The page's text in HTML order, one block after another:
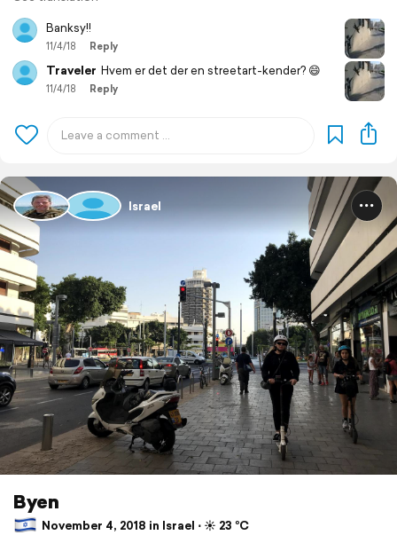
Banksy!!
11/4/18 Reply
Traveler Hvem er det der en streetart-kender? 😄
11/4/18 Reply
Israel
Byen
November 4, 2018 in Israel ⋅ ☀️ 23 °C